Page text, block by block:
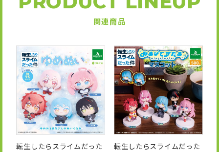
関連商品
転生したらスライムだった 転生したらスライムだった